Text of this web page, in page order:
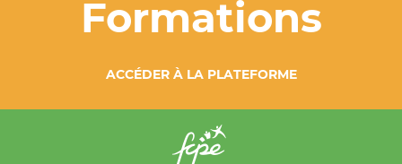
Formations
ACCÉDER À LA PLATEFORME